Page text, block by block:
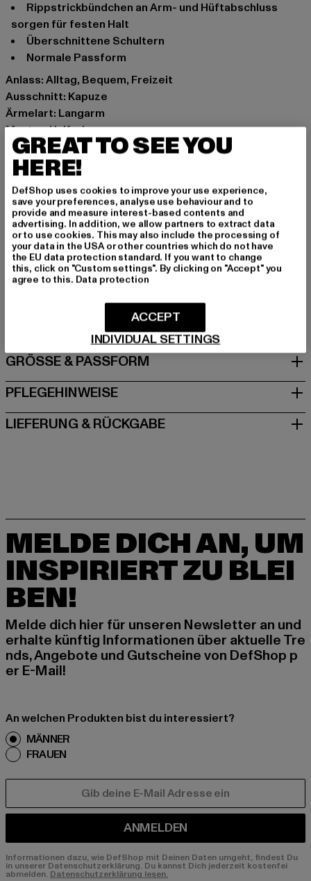
Rippstrickbündchen an Arm- und Hüftabschluss
sorgen für festen Halt
Überschnittene Schultern
Normale Passform
Anlass: Alltag, Bequem, Freizeit
Ausschnitt: Kapuze
Ärmelart: Langarm
Muster: Unifarben
Schnitt: Normal
Marke: Urban Classics
Kat.: Sweat & Fleece - Hoodies
Farbe: beige
Hersteller Farbe: pink
Materialzusammensetzung: 100% Baumwolle
Art.Nr: UCK2984-00185
Hersteller: TB International GmbH |
GRÖSSE & PASSFORM
PFLEGEHINWEISE
LIEFERUNG & RÜCKGABE
MELDE DICH AN, UM
INSPIRIERT ZU BLEI
BEN!
Melde dich hier für unseren Newsletter an und
erhalte künftig Informationen über aktuelle Tre
nds, Angebote und Gutscheine von DefShop p
er E-Mail!
An welchen Produkten bist du interessiert?
MÄNNER
FRAUEN
ANMELDEN
Informationen dazu, wie DefShop mit Deinen Daten umgeht, findest Du
in unserer Datenschutzerklärung. Du kannst Dich jederzeit kostenfei
abmelden. Datenschutzerklärung lesen.
GREAT TO SEE YOU
HERE!
DefShop uses cookies to improve your use experience,
save your preferences, analyse use behaviour and to
provide and measure interest-based contents and
advertising. In addition, we allow partners to extract data
or to use cookies. This may also include the processing of
your data in the USA or other countries which do not have
the EU data protection standard. If you want to change
this, click on "Custom settings". By clicking on "Accept" you
agree to this. Data protection
INDIVIDUAL SETTINGS
ACCEPT